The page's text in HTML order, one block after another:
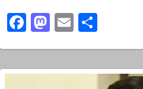
Facebook
Mastodon
Email